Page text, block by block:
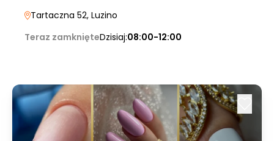
Tartaczna 52, Luzino
Teraz zamknięteDzisiaj:08:00-12:00